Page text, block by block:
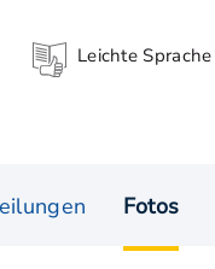
Leichte Sprache
Fotos